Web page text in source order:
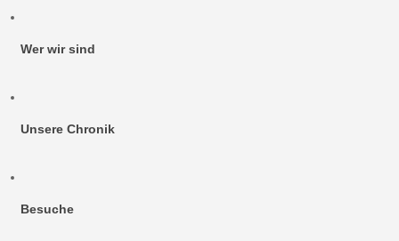
Wer wir sind
Unsere Chronik
Besuche